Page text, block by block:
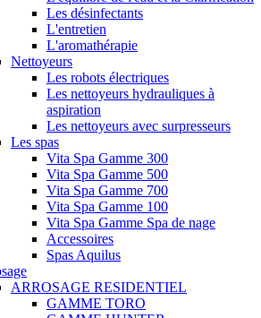
Les désinfectants
L'entretien
L'aromathérapie
Nettoyeurs
Les robots électriques
Les nettoyeurs hydrauliques à
aspiration
Les nettoyeurs avec surpresseurs
Les spas
Vita Spa Gamme 300
Vita Spa Gamme 500
Vita Spa Gamme 700
Vita Spa Gamme 100
Vita Spa Gamme Spa de nage
Accessoires
Spas Aquilus
ARROSAGE RESIDENTIEL
GAMME TORO